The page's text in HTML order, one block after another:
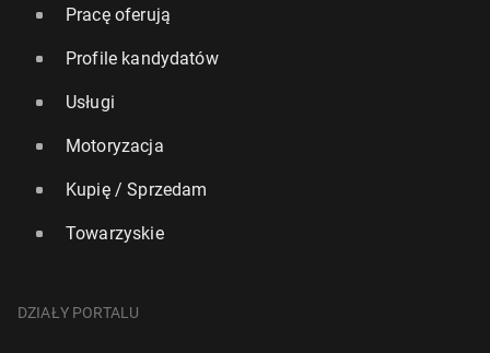
Pracę oferują
Profile kandydatów
Usługi
Motoryzacja
Kupię / Sprzedam
Towarzyskie
DZIAŁY PORTALU